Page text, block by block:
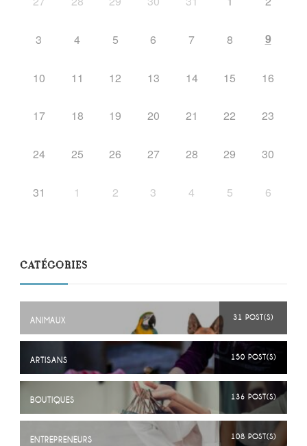
3 4 5 6 7 8 9
10 11 12 13 14 15 16
17 18 19 20 21 22 23
24 25 26 27 28 29 30
31 1 2 3 4 5 6
CATÉGORIES
ANIMAUX 31 POST(S)
ARTISANS 150 POST(S)
BOUTIQUES 136 POST(S)
ENTREPRENEURS 108 POST(S)